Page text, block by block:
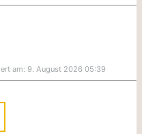
am: 9. August 2026 05:39